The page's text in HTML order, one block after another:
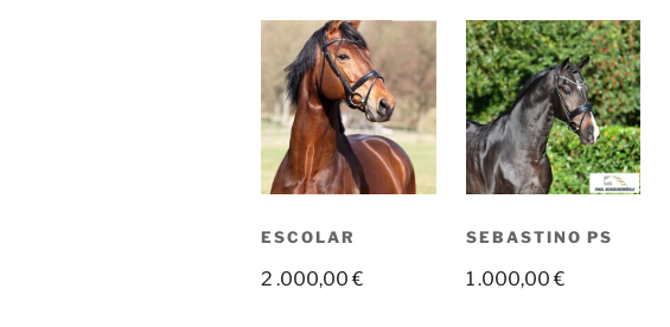
ESCOLAR
2 .000,00€
SEBASTINO PS
1 .000,00€